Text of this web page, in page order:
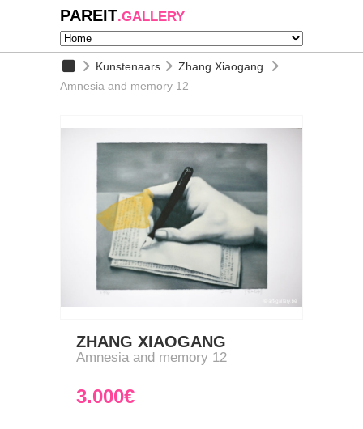
PAREIT.GALLERY
Kunstenaars
Zhang Xiaogang
Amnesia and memory 12
ZHANG XIAOGANG
Amnesia and memory 12
3.000€